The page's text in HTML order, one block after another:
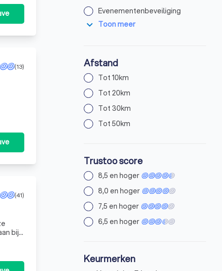
vergunning voor particuliere beveiligings- of
(13)
(41)
bij
Evenementenbeveiliging
expand_more Toon meer
Afstand
Tot 10km
Tot 20km
Tot 30km
Tot 50km
Trustoo score
8,5 en hoger
8,0 en hoger
7,5 en hoger
6,5 en hoger
Keurmerken